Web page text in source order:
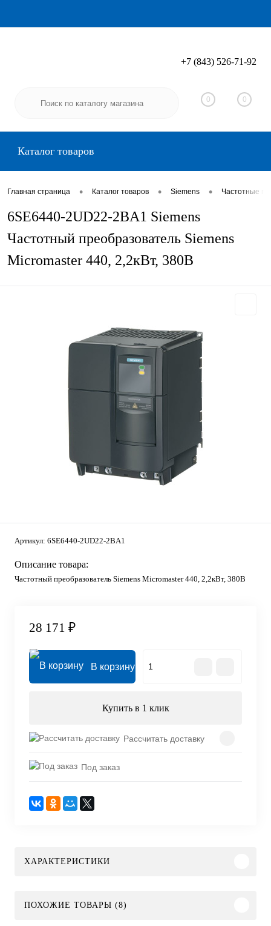
Вход Регистрация
+7 (843) 526-71-92
0 0
Каталог товаров
Главная страница • Каталог товаров • Siemens • Частотные
6SE6440-2UD22-2BA1 Siemens
Частотный преобразователь Siemens
Micromaster 440, 2,2кВт, 380В
Артикул: 6SE6440-2UD22-2BA1
Описание товара:
Частотный преобразователь Siemens Micromaster 440, 2,2кВт, 380В
28 171 ₽
В корзину
Купить в 1 клик
Рассчитать доставку
Под заказ
ХАРАКТЕРИСТИКИ
ПОХОЖИЕ ТОВАРЫ (8)